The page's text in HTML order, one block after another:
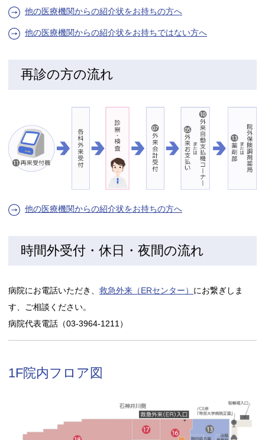
他の医療機関からの紹介状をお持ちの方へ
他の医療機関からの紹介状をお持ちではない方へ
再診の方の流れ
他の医療機関からの紹介状をお持ちの方へ
時間外受付・休日・夜間の流れ
病院にお電話いただき、 救急外来（ERセンター） にお繋ぎしま
す、ご相談ください。
病院代表電話（03-3964-1211）
1F院内フロア図